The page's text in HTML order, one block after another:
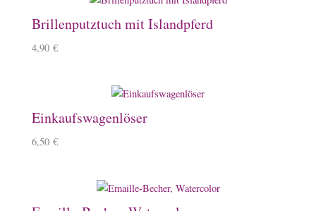
Brillenputztuch mit Islandpferd
4,90 €
Einkaufswagenlöser
6,50 €